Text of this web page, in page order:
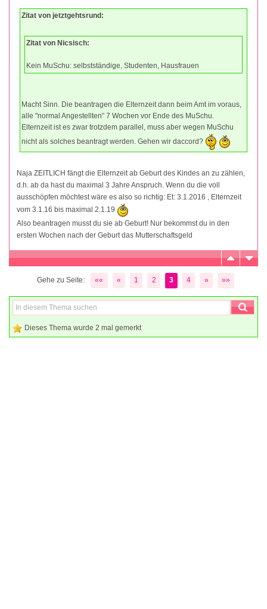
Zitat von jetztgehtsrund:
Zitat von Nicsisch:
Kein MuSchu: selbstständige, Studenten, Hausfrauen
Macht Sinn. Die beantragen die Elternzeit dann beim Amt im voraus,
alle "normal Angestellten" 7 Wochen vor Ende des MuSchu.
Elternzeit ist es zwar trotzdem parallel, muss aber wegen MuSchu
nicht als solches beantragt werden. Gehen wir daccord?
Naja ZEITLICH fängt die Elternzeit ab Geburt des Kindes an zu zählen,
d.h. ab da hast du maximal 3 Jahre Anspruch. Wenn du die voll
ausschöpfen möchtest wäre es also so richtig: Et: 3.1.2016 , Elternzeit
vom 3.1.16 bis maximal 2.1.19
Also beantragen musst du sie ab Geburt! Nur bekommst du in den
ersten Wochen nach der Geburt das Mutterschaftsgeld
Gehe zu Seite: «« « 1 2 3 4 » »»
Dieses Thema wurde 2 mal gemerkt